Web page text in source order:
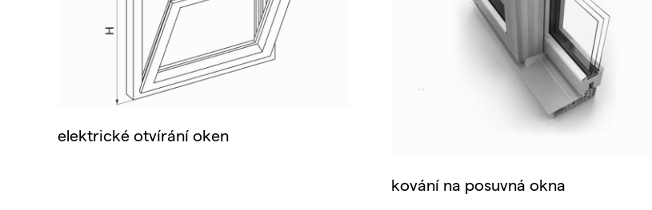
elektrické otvírání oken
kování na posuvná okna